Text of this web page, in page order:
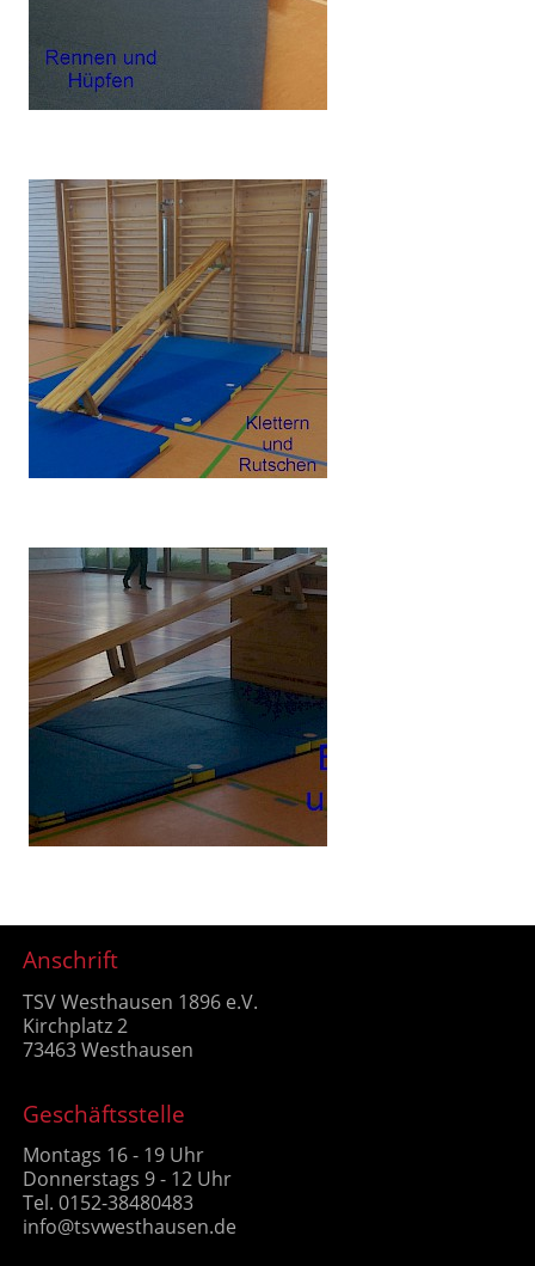
Anschrift
TSV Westhausen 1896 e.V.
Kirchplatz 2
73463 Westhausen
Geschäftsstelle
Montags 16 - 19 Uhr
Donnerstags 9 - 12 Uhr
Tel. 0152-38480483
info@tsvwesthausen.de